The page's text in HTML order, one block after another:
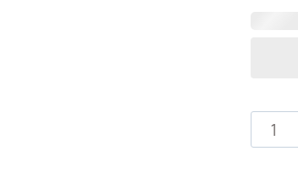
Thank